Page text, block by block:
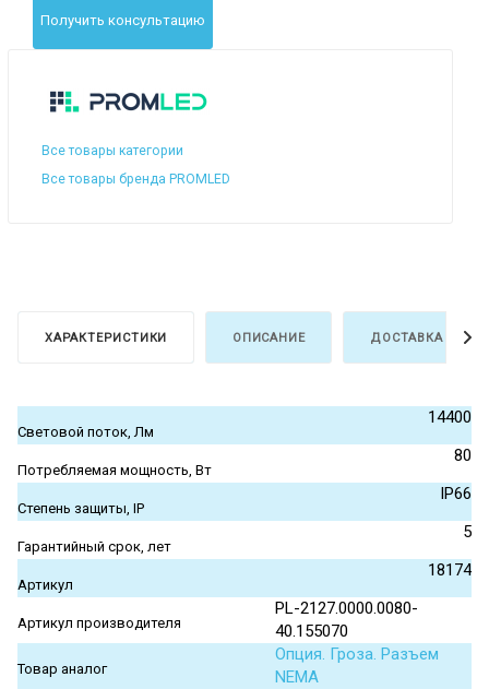
Получить консультацию
Все товары категории
Все товары бренда PROMLED
ХАРАКТЕРИСТИКИ ОПИСАНИЕ ДОСТАВКА И
Световой поток, Лм
14400
Потребляемая мощность, Вт
80
Степень защиты, IP
IP66
Гарантийный срок, лет
5
Артикул
18174
Артикул производителя
PL-2127.0000.0080-
40.155070
Товар аналог
Опция. Гроза. Разъем
NEMA